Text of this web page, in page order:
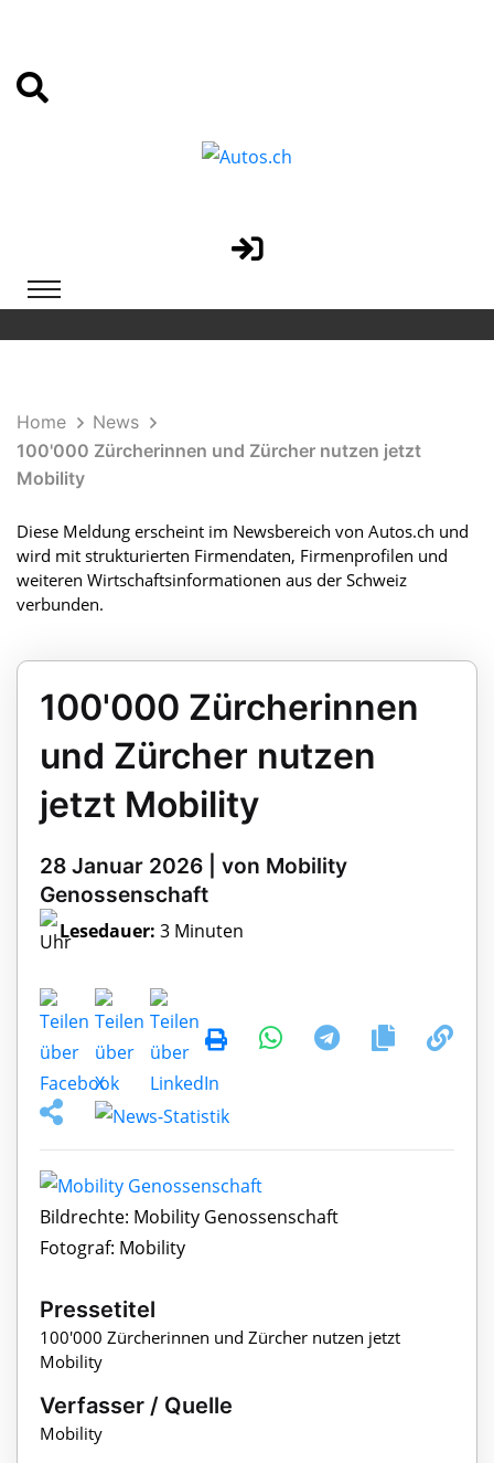
Home
News
100'000 Zürcherinnen und Zürcher nutzen jetzt
Mobility
Diese Meldung erscheint im Newsbereich von Autos.ch und
wird mit strukturierten Firmendaten, Firmenprofilen und
weiteren Wirtschaftsinformationen aus der Schweiz
verbunden.
100'000 Zürcherinnen
und Zürcher nutzen
jetzt Mobility
28 Januar 2026 | von Mobility
Genossenschaft
Lesedauer: 3 Minuten
Bildrechte: Mobility Genossenschaft
Fotograf: Mobility
Pressetitel
100'000 Zürcherinnen und Zürcher nutzen jetzt
Mobility
Verfasser / Quelle
Mobility